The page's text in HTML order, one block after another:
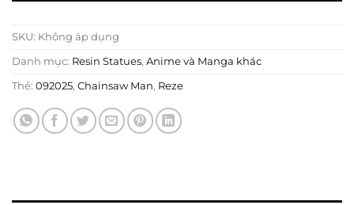
SKU: Không áp dụng
Danh mục: Resin Statues, Anime và Manga khác
Thẻ: 092025, Chainsaw Man, Reze